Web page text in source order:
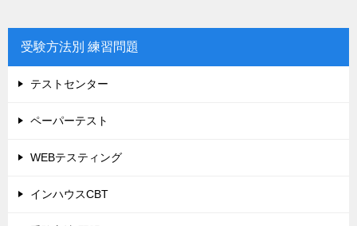
受験方法別 練習問題
テストセンター
ペーパーテスト
WEBテスティング
インハウスCBT